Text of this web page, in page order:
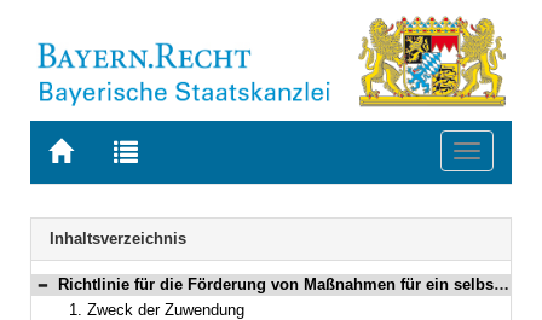
Zur
BAYERN.RECHT
Zur
letzten
Suche
Toggle
Navigation
Inhaltsverzeichnis
Bereich reduzieren
Richtlinie für die Förderung von Maßnahmen für ein selbstbestimmtes Leben im Alter
1. Zweck der Zuwendung